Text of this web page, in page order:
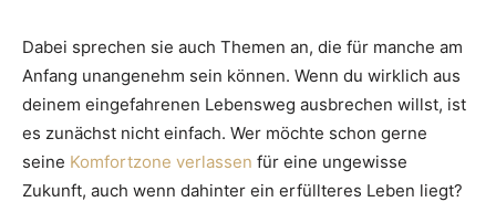
Dabei sprechen sie auch Themen an, die für manche am
Anfang unangenehm sein können. Wenn du wirklich aus
deinem eingefahrenen Lebensweg ausbrechen willst, ist
es zunächst nicht einfach. Wer möchte schon gerne
seine Komfortzone verlassen für eine ungewisse
Zukunft, auch wenn dahinter ein erfüllteres Leben liegt?